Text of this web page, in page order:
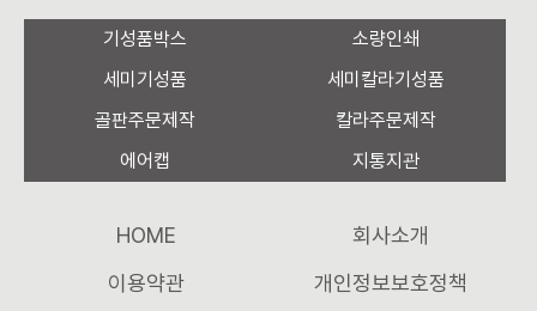
기성품박스
소량인쇄
세미기성품
세미칼라기성품
골판주문제작
칼라주문제작
에어캡
지통지관
HOME
회사소개
이용약관
개인정보보호정책